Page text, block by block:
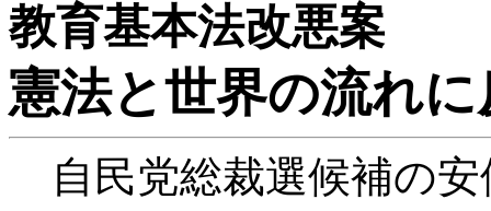
教育基本法改悪案
憲法と世界の流れ
自民党総裁選候補の安